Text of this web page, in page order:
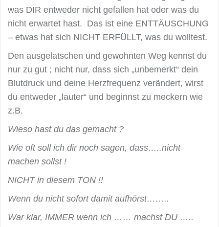
was DIR entweder nicht gefallen hat oder was du
nicht erwartet hast. Das ist eine ENTTÄUSCHUNG
– etwas hat sich NICHT ERFÜLLT, was du wolltest.
Den ausgelatschen und gewohnten Weg kennst du
nur zu gut ; nicht nur, dass sich „unbemerkt“ dein
Blutdruck und deine Herzfrequenz verändert, wirst
du entweder „lauter“ und beginnst zu meckern wie
z.B.
Wieso hast du das gemacht ?
Wie oft soll ich dir noch sagen, dass…..nicht
machen sollst !
NICHT in diesem TON !!
Wenn du nicht sofort damit aufhörst……..
War klar, IMMER wenn ich …… machst DU …..